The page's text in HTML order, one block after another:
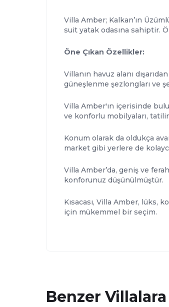
Villa Amber; Kalkan’ın
suit yatak odasına sahiptir.
Öne Çıkan Özellikler:
Villanın havuz alanı
güneşlenme şezlongları ve
Villa Amber'ın içerisinde
ve konforlu mobilyaları,
Konum olarak da oldukça
market gibi yerlere de
Villa Amber’da, geniş ve
konforunuz düşünülmüştür.
Kısacası, Villa Amber,
için mükemmel bir seçim.
Benzer Villalara